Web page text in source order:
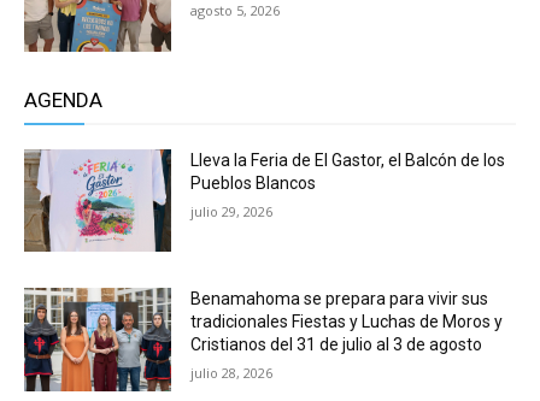
agosto 5, 2026
AGENDA
Lleva la Feria de El Gastor, el Balcón de los
Pueblos Blancos
julio 29, 2026
Benamahoma se prepara para vivir sus
tradicionales Fiestas y Luchas de Moros y
Cristianos del 31 de julio al 3 de agosto
julio 28, 2026